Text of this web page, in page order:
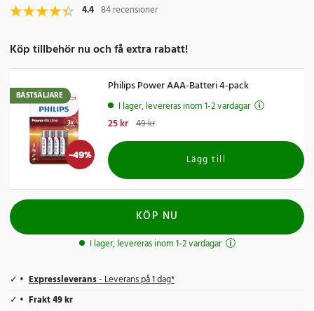
4.4 84 recensioner
Köp tillbehör nu och få extra rabatt!
BÄSTSÄLJARE
-49%
Philips Power AAA-Batteri 4-pack
I lager, levereras inom 1-2 vardagar
Nuvarande pris
25 kr 49 kr
Lägg till
KÖP NU
I lager, levereras inom 1-2 vardagar
Expressleverans- Leverans på 1 dag*
Frakt 49 kr